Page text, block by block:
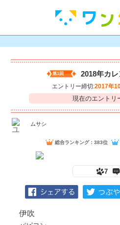
第1回 2018年カ
エントリー締切:2017年
現在のエントリ
ムサシ
総合ランキング：383位
7
伊吹